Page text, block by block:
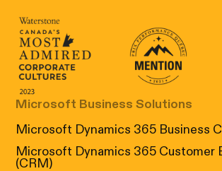
Canada's Most Admired
Prix
Microsoft Business Solutions
Microsoft Dynamics 365 Business
Microsoft Dynamics 365 Customer
(CRM)